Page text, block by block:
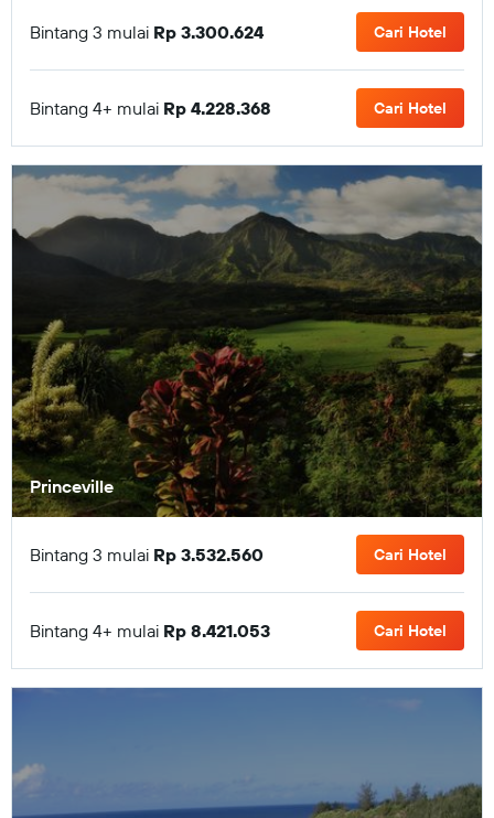
Bintang 3 mulai Rp 3.300.624 Cari Hotel
Bintang 4+ mulai Rp 4.228.368 Cari Hotel
Princeville
Bintang 3 mulai Rp 3.532.560 Cari Hotel
Bintang 4+ mulai Rp 8.421.053 Cari Hotel